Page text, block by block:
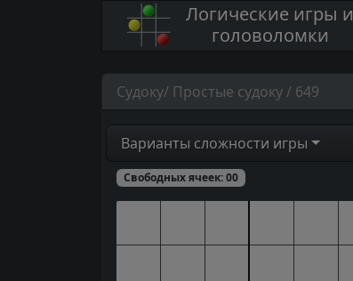
Логические игры и
головоломки
Судоку/ Простые судоку / 649
Варианты сложности игры
Свободных ячеек:00